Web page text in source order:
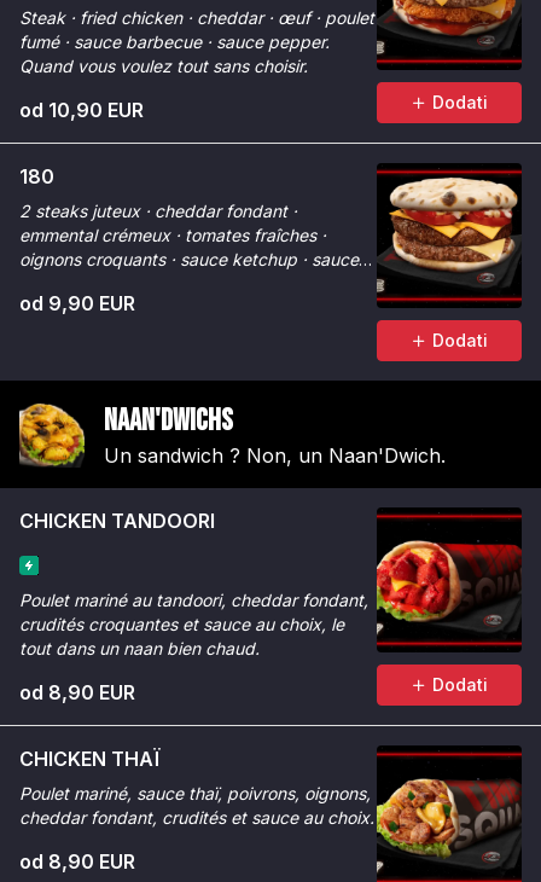
Steak · fried chicken · cheddar · œuf · poulet
fumé · sauce barbecue · sauce pepper.
Quand vous voulez tout sans choisir.
od 10,90 EUR Dodati
180
2 steaks juteux · cheddar fondant ·
emmental crémeux · tomates fraîches ·
oignons croquants · sauce ketchup · sauce
od 9,90 EUR
Dodati
Naan'dwichs
Un sandwich ? Non, un Naan'Dwich.
CHICKEN TANDOORI
Poulet mariné au tandoori, cheddar fondant,
crudités croquantes et sauce au choix, le
tout dans un naan bien chaud.
od 8,90 EUR Dodati
CHICKEN THAÏ
Poulet mariné, sauce thaï, poivrons, oignons,
cheddar fondant, crudités et sauce au choix.
od 8,90 EUR